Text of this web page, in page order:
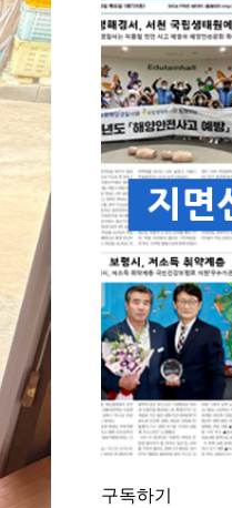
구독하기